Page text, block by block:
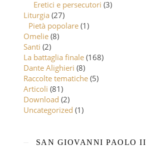
Eretici e persecutori (3)
Liturgia (27)
Pietà popolare (1)
Omelie (8)
Santi (2)
La battaglia finale (168)
Dante Alighieri (8)
Raccolte tematiche (5)
Articoli (81)
Download (2)
Uncategorized (1)
SAN GIOVANNI PAOLO II